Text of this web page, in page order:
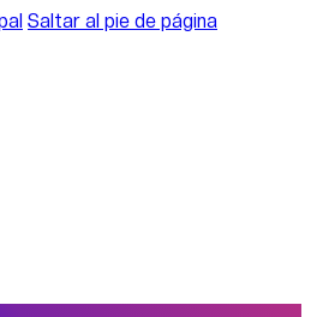
Saltar al pie de página